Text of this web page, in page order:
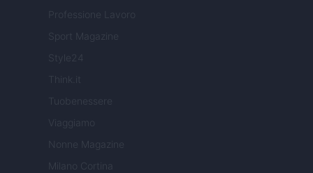
Professione Lavoro
Sport Magazine
Style24
Think.it
Tuobenessere
Viaggiamo
Nonne Magazine
Milano Cortina